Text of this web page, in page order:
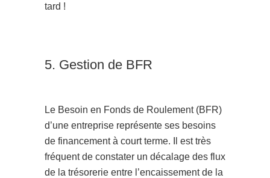
tard !
5. Gestion de BFR
Le Besoin en Fonds de Roulement (BFR)
d’une entreprise représente ses besoins
de financement à court terme. Il est très
fréquent de constater un décalage des flux
de la trésorerie entre l’encaissement de la